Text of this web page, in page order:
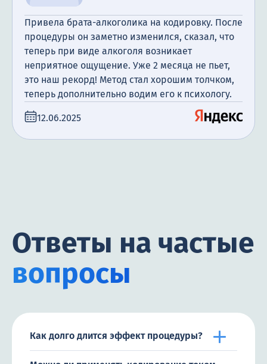
Привела брата-алкоголика на кодировку. После
процедуры он заметно изменился, сказал, что
теперь при виде алкоголя возникает
неприятное ощущение. Уже 2 месяца не пьет,
это наш рекорд! Метод стал хорошим толчком,
теперь дополнительно водим его к психологу.
12.06.2025
Ответы на частые
вопросы
Как долго длится эффект процедуры?